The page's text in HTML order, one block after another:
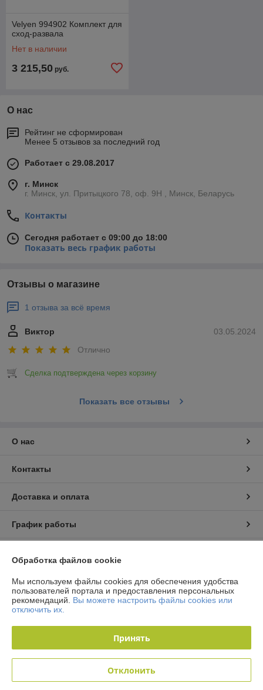
Velyen 994902 Комплект для
сход-развала
Нет в наличии
3 215,50 руб.
О нас
Рейтинг не сформирован
Менее 5 отзывов за последний год
Работает с 29.08.2017
г. Минск
г. Минск, ул. Притыцкого 78, оф. 9Н , Минск, Беларусь
Контакты
Сегодня работает с 09:00 до 18:00
Показать весь график работы
Отзывы о магазине
1 отзыва за всё время
03.05.2024
Виктор
Отлично
Сделка подтверждена через корзину
Показать все отзывы
О нас
Контакты
Доставка и оплата
График работы
Политика обработки cookies
Сайт создан на платформе Deal.by
г. Минск, ул. Тимошенко 8, оф 9Н
Обработка файлов cookie
Мы используем файлы cookies для обеспечения удобства
пользователей портала и предоставления персональных
рекомендаций. Вы можете настроить файлы cookies или
отключить их.
Принять
Отклонить